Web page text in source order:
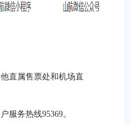
直属售票处和机场直
服务热线95369。